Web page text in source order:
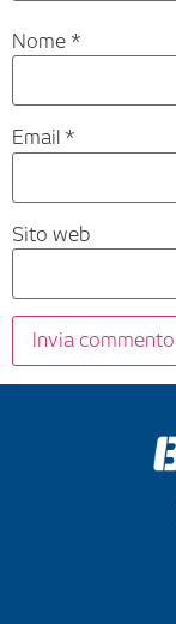
Nome *
Email *
Sito web